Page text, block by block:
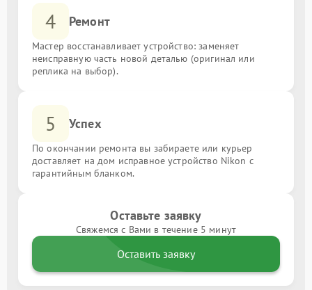
4 Ремонт
Мастер восстанавливает устройство: заменяет
неисправную часть новой деталью (оригинал или
реплика на выбор).
5 Успех
По окончании ремонта вы забираете или курьер
доставляет на дом исправное устройство Nikon с
гарантийным бланком.
Оставьте заявку
Свяжемся с Вами в течение 5 минут
Оставить заявку